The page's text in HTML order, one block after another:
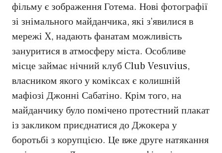
фільму є зображення Готема. Нові фотографії
зі знімального майданчика, які з’явилися в
мережі X, надають фанатам можливість
зануритися в атмосферу міста. Особливе
місце займає нічний клуб Club Vesuvius,
власником якого у коміксах є колишній
мафіозі Джонні Сабатіно. Крім того, на
майданчику було помічено протестний плакат
із закликом приєднатися до Джокера у
боротьбі з корупцією. Це вже друге натякання